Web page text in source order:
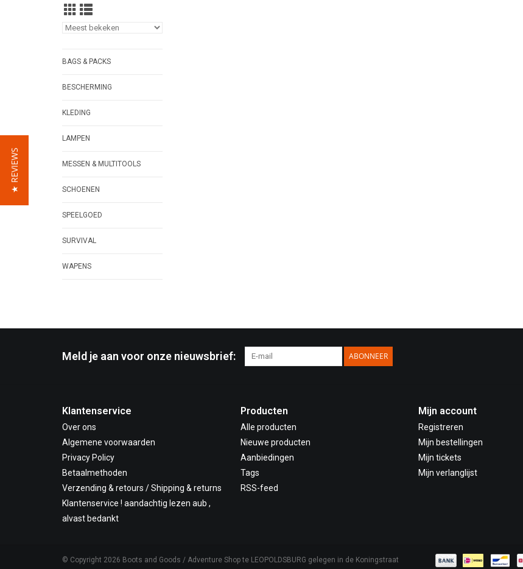
BAGS & PACKS
BESCHERMING
KLEDING
LAMPEN
MESSEN & MULTITOOLS
SCHOENEN
SPEELGOED
SURVIVAL
WAPENS
Meld je aan voor onze nieuwsbrief: ABONNEER
Klantenservice
Over ons
Algemene voorwaarden
Privacy Policy
Betaalmethoden
Verzending & retours / Shipping & returns
Klantenservice ! aandachtig lezen aub ,
alvast bedankt
Producten
Alle producten
Nieuwe producten
Aanbiedingen
Tags
RSS-feed
Mijn account
Registreren
Mijn bestellingen
Mijn tickets
Mijn verlanglijst
© Copyright 2026 Boots and Goods / Adventure Shop te LEOPOLDSBURG gelegen in de Koningstraat
★ REVIEWS